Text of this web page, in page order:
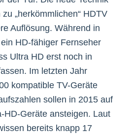
„herkömmlichen“ HDTV
Auflösung. Während in
HD-fähiger Fernseher
Ultra HD erst noch in
Im letzten Jahr
kompatible TV-Geräte
sollen in 2015 auf
HD-Geräte ansteigen. Laut
bereits knapp 17